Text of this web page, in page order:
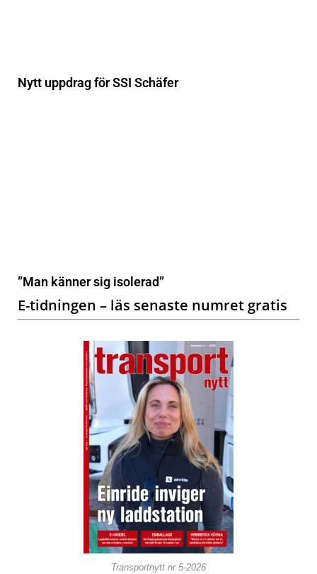
Nytt uppdrag för SSI Schäfer
”Man känner sig isolerad”
E-tidningen – läs senaste numret gratis
Transportnytt nr 5-2026